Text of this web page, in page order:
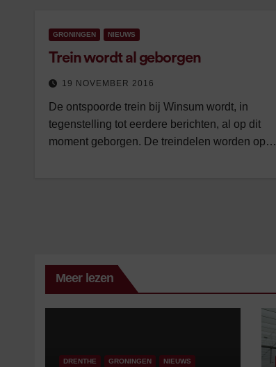
GRONINGEN NIEUWS
Trein wordt al geborgen
19 NOVEMBER 2016
De ontspoorde trein bij Winsum wordt, in
tegenstelling tot eerdere berichten, al op dit
moment geborgen. De treindelen worden op…
Meer lezen
DRENTHE GRONINGEN NIEUWS